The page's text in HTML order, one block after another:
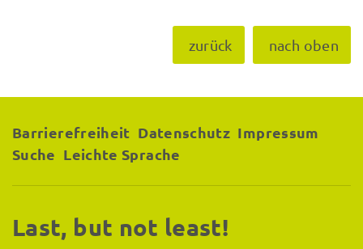
zurück nach oben
Barrierefreiheit Datenschutz Impressum
Suche Leichte Sprache
Last, but not least!